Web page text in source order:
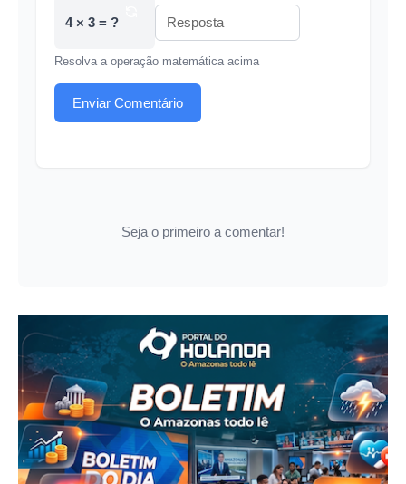
4 × 3 = ?
Resolva a operação matemática acima
Enviar Comentário
Seja o primeiro a comentar!